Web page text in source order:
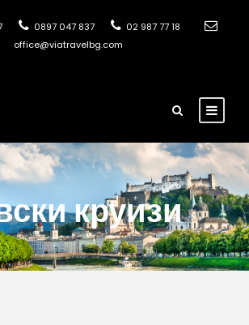
0897 047 837
02 987 77 18
office@viatravelbg.com
круизи